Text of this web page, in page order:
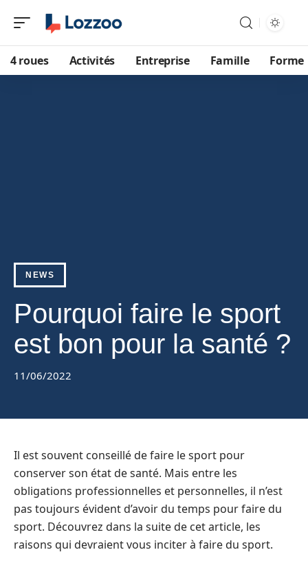
4 roues Activités Entreprise Famille Forme
NEWS
Pourquoi faire le sport
est bon pour la santé ?
11/06/2022
Il est souvent conseillé de faire le sport pour
conserver son état de santé. Mais entre les
obligations professionnelles et personnelles, il n’est
pas toujours évident d’avoir du temps pour faire du
sport. Découvrez dans la suite de cet article, les
raisons qui devraient vous inciter à faire du sport.